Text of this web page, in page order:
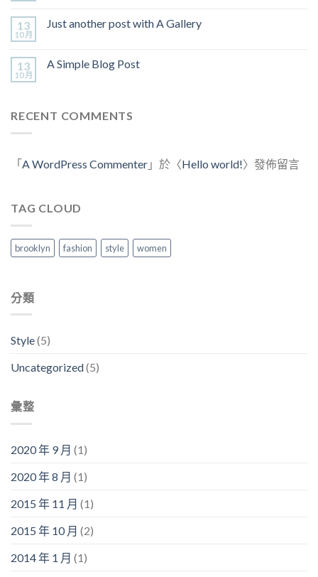
13
10 月
Just another post with A Gallery
13
10 月
A Simple Blog Post
RECENT COMMENTS
「A WordPress Commenter 」於〈Hello world!〉發佈留言
TAG CLOUD
brooklyn fashion style women
分類
Style(5)
Uncategorized(5)
彙整
2020 年 9 月 (1)
2020 年 8 月 (1)
2015 年 11 月 (1)
2015 年 10 月 (2)
2014 年 1 月 (1)